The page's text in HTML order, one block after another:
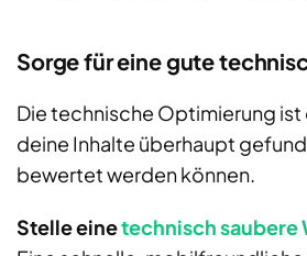
Sorge für eine gute
Die technische Optimierung ist
deine Inhalte überhaupt
bewertet werden können.
Stelle einetechnisch saubere